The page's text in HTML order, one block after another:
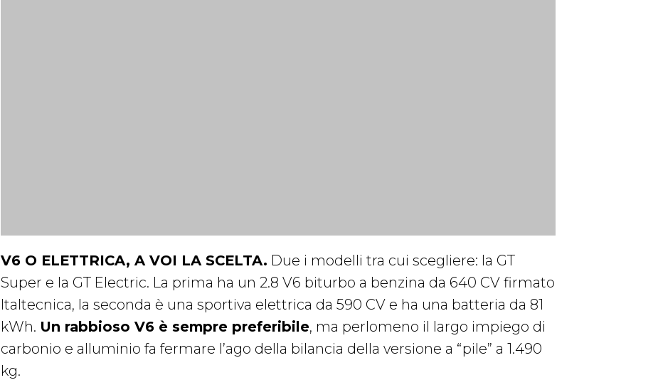
V6 O ELETTRICA, A VOI LA SCELTA. Due i modelli tra cui scegliere: la GT
Super e la GT Electric. La prima ha un 2.8 V6 biturbo a benzina da 640 CV firmato
Italtecnica, la seconda è una sportiva elettrica da 590 CV e ha una batteria da 81
kWh. Un rabbioso V6 è sempre preferibile, ma perlomeno il largo impiego di
carbonio e alluminio fa fermare l’ago della bilancia della versione a “pile” a 1.490
kg.